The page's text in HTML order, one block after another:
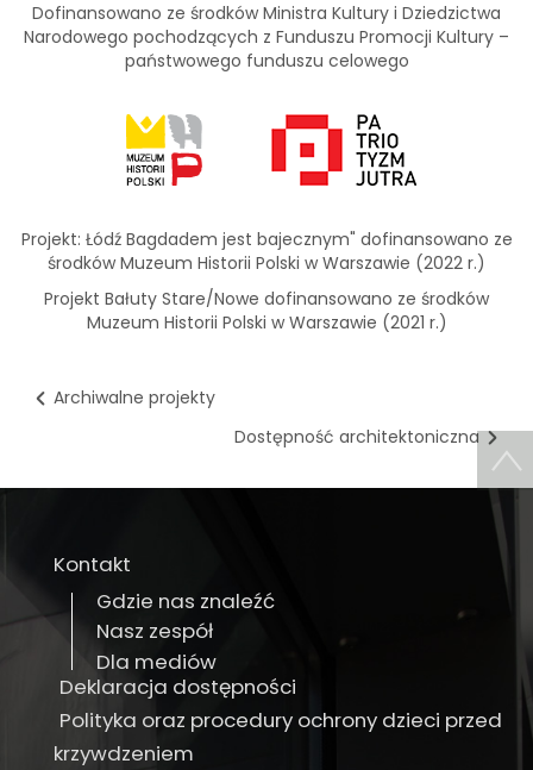
Dofinansowano ze środków Ministra Kultury i Dziedzictwa
Narodowego pochodzących z Funduszu Promocji Kultury –
państwowego funduszu celowego
Projekt: Łódź Bagdadem jest bajecznym" dofinansowano ze
środków Muzeum Historii Polski w Warszawie (2022 r.)
Projekt Bałuty Stare/Nowe dofinansowano ze środków
Muzeum Historii Polski w Warszawie (2021 r.)
Archiwalne projekty
Dostępność architektoniczna
Kontakt
Gdzie nas znaleźć
Nasz zespół
Dla mediów
Deklaracja dostępności
Polityka oraz procedury ochrony dzieci przed
krzywdzeniem